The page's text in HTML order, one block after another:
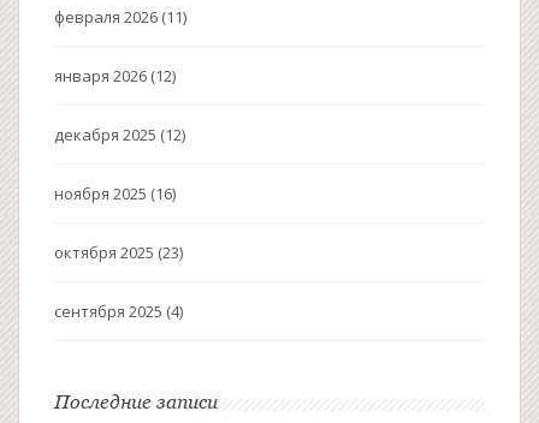
февраля 2026 (11)
января 2026 (12)
декабря 2025 (12)
ноября 2025 (16)
октября 2025 (23)
сентября 2025 (4)
Последние записи